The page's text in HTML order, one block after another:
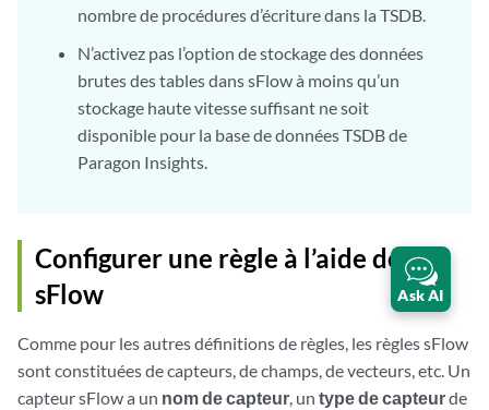
nombre de procédures d’écriture dans la TSDB.
N’activez pas l’option de stockage des données
brutes des tables dans sFlow à moins qu’un
stockage haute vitesse suffisant ne soit
disponible pour la base de données TSDB de
Paragon Insights.
Configurer une règle à l’aide de
sFlow
Comme pour les autres définitions de règles, les règles sFlow
sont constituées de capteurs, de champs, de vecteurs, etc. Un
capteur sFlow a un nom de capteur, un type de capteurde
Ask AI